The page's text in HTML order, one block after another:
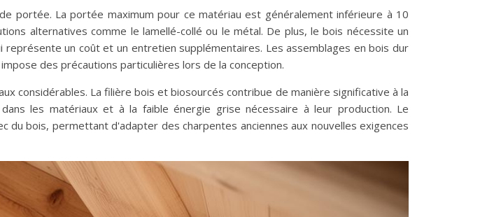
portée. La portée maximum pour ce matériau est généralement inférieure à 10
alternatives comme le lamellé-collé ou le métal. De plus, le bois nécessite un
un coût et un entretien supplémentaires. Les assemblages en bois dur
des précautions particulières lors de la conception.
considérables. La filière bois et biosourcés contribue de manière significative à la
les matériaux et à la faible énergie grise nécessaire à leur production. Le
bois, permettant d'adapter des charpentes anciennes aux nouvelles exigences